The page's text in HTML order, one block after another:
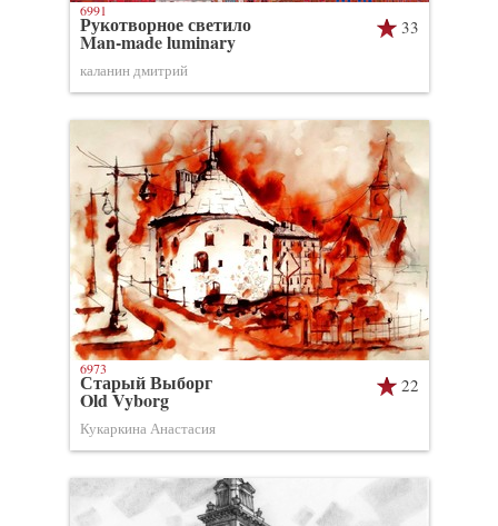
33
Рукотворное светило
Man-made luminary
каланин дмитрий
6991
22
Старый Выборг
Old Vyborg
Кукаркина Анастасия
6973